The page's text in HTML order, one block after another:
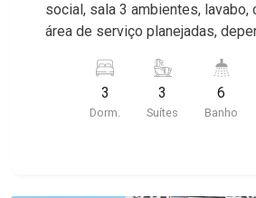
social, sala 3 ambientes, lavabo,
área de serviço planejadas,
excelente localização, próximo a
Martinelli Imobiliária, referência
imobiliário desde 2000.
3
Dorm.
3
Suítes
6
Banho